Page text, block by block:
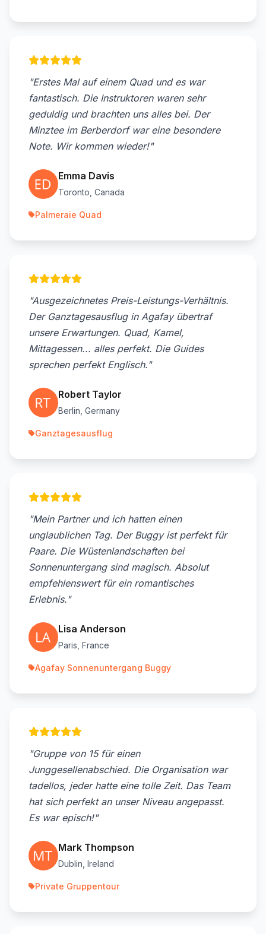
"Erstes Mal auf einem Quad und es war
fantastisch. Die Instruktoren waren sehr
geduldig und brachten uns alles bei. Der
Minztee im Berberdorf war eine besondere
Note. Wir kommen wieder!"
Emma Davis
Toronto, Canada
Palmeraie Quad
"Ausgezeichnetes Preis-Leistungs-Verhältnis.
Der Ganztagesausflug in Agafay übertraf
unsere Erwartungen. Quad, Kamel,
Mittagessen... alles perfekt. Die Guides
sprechen perfekt Englisch."
Robert Taylor
Berlin, Germany
Ganztagesausflug
"Mein Partner und ich hatten einen
unglaublichen Tag. Der Buggy ist perfekt für
Paare. Die Wüstenlandschaften bei
Sonnenuntergang sind magisch. Absolut
empfehlenswert für ein romantisches
Erlebnis."
Lisa Anderson
Paris, France
Agafay Sonnenuntergang Buggy
"Gruppe von 15 für einen
Junggesellenabschied. Die Organisation war
tadellos, jeder hatte eine tolle Zeit. Das Team
hat sich perfekt an unser Niveau angepasst.
Es war episch!"
Mark Thompson
Dublin, Ireland
Private Gruppentour